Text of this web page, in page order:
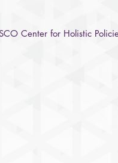
Center for Holistic